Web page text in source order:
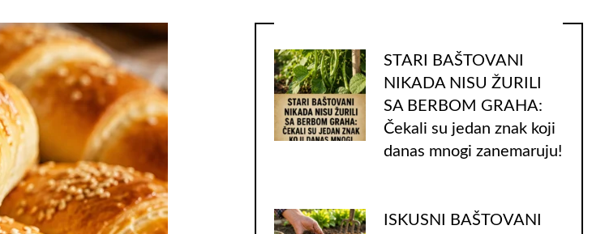
STARI BAŠTOVANI
NIKADA NISU ŽURILI
SA BERBOM GRAHA:
Čekali su jedan znak koji
danas mnogi zanemaruju!
ISKUSNI BAŠTOVANI